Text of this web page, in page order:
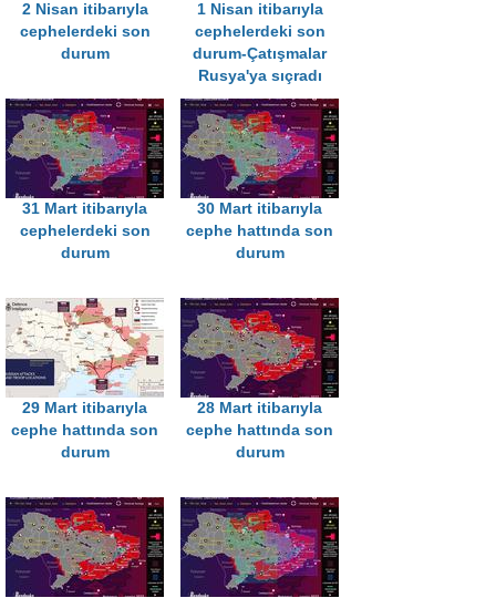
2 Nisan itibarıyla
cephelerdeki son
durum
1 Nisan itibarıyla
cephelerdeki son
durum-Çatışmalar
Rusya'ya sıçradı
31 Mart itibarıyla
cephelerdeki son
durum
30 Mart itibarıyla
cephe hattında son
durum
29 Mart itibarıyla
cephe hattında son
durum
28 Mart itibarıyla
cephe hattında son
durum